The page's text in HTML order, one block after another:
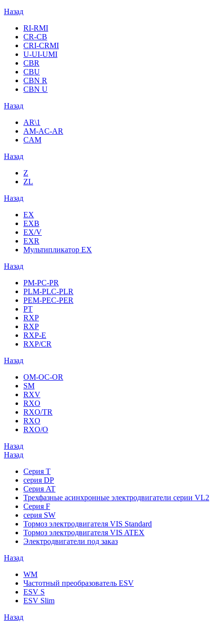
Назад
RI-RMI
CR-CB
СRI-СRMI
U-UI-UMI
CBR
CBU
CBN R
CBN U
Назад
AR\1
AM-AC-AR
CAM
Назад
Z
ZL
Назад
EX
EXB
EX/V
EXR
Мультипликатор EX
Назад
PM-PC-PR
PLM-PLC-PLR
PEM-PEC-PER
PT
RXP
RXP
RXP-E
RXP/CR
Назад
OM-OC-OR
SM
RXV
RXO
RXO/TR
RXO
RXO/O
Назад
Назад
Серия T
серия DP
Серия AT
Трехфазные асинхронные электродвигатели серии VL2
Серия F
серия SW
Тормоз электродвигателя VIS Standard
Тормоз электродвигателя VIS ATEX
Электродвигатели под заказ
Назад
WM
Частотный преобразователь ESV
ESV S
ESV Slim
Назад